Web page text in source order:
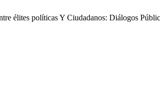
élites políticas Y Ciudadanos: Diálogos